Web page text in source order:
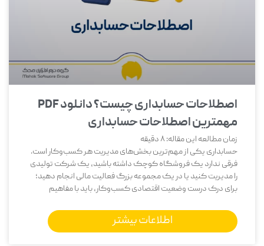
اصطلاحات حسابداری چیست؟ دانلود PDF
مهمترین اصطلاحات حسابداری
زمان مطالعه این مقاله:8دقیقه
حسابداری یکی از مهم‌ترین بخش‌های مدیریت هر کسب‌وکار است.
فرقی ندارد یک فروشگاه کوچک داشته باشید، یک شرکت تولیدی
را مدیریت کنید یا در یک مجموعه بزرگ فعالیت مالی انجام دهید؛
برای درک درست وضعیت اقتصادی کسب‌وکار، باید با مفاهیم
اطلاعات بیشتر